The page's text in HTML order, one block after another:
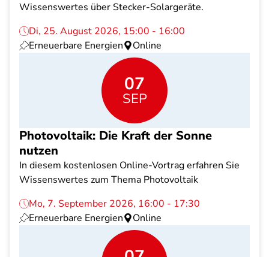
Wissenswertes über Stecker-Solargeräte.
Di, 25. August 2026, 15:00 - 16:00
Erneuerbare Energien
Online
07
SEP
Photovoltaik: Die Kraft der Sonne
nutzen
In diesem kostenlosen Online-Vortrag erfahren Sie
Wissenswertes zum Thema Photovoltaik
Mo, 7. September 2026, 16:00 - 17:30
Erneuerbare Energien
Online